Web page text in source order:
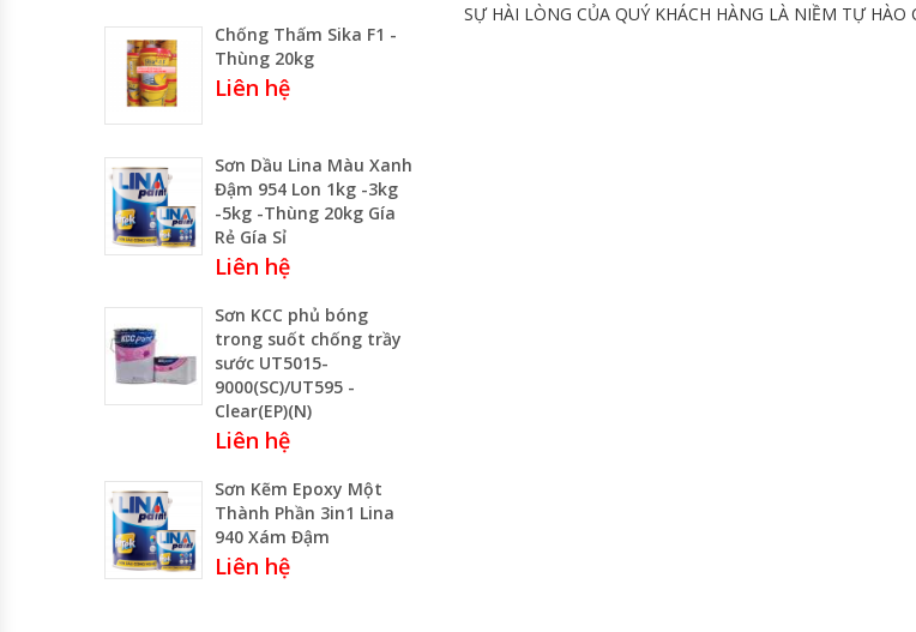
SỰ HÀI LÒNG CỦA QUÝ KHÁCH HÀNG LÀ NIỀM TỰ HÀO
Chống Thấm Sika F1 -
Thùng 20kg
Liên hệ
Sơn Dầu Lina Màu Xanh
Đậm 954 Lon 1kg -3kg
-5kg -Thùng 20kg Gía
Rẻ Gía Sỉ
Liên hệ
Sơn KCC phủ bóng
trong suốt chống trầy
sước UT5015-
9000(SC)/UT595 -
Clear(EP)(N)
Liên hệ
Sơn Kẽm Epoxy Một
Thành Phần 3in1 Lina
940 Xám Đậm
Liên hệ